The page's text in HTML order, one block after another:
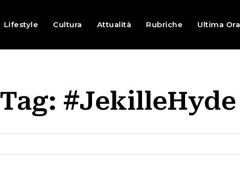
Lifestyle Cultura Attualità Rubriche Ultima Ora
Tag: #JekilleHyde